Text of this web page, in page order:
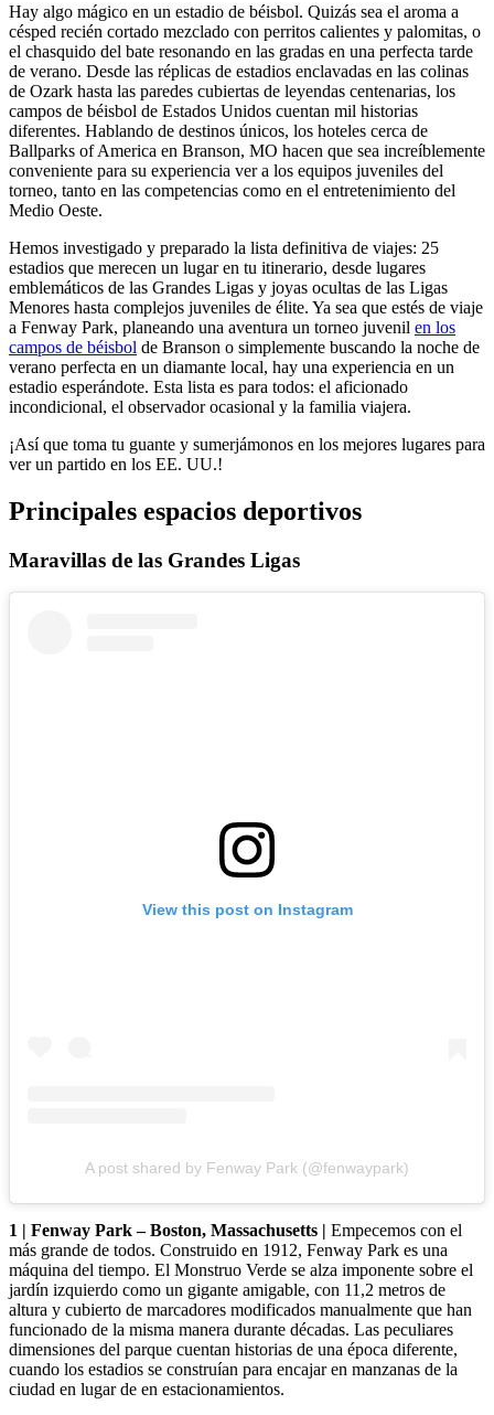
Hay algo mágico en un estadio de béisbol. Quizás sea el aroma a
césped recién cortado mezclado con perritos calientes y palomitas, o
el chasquido del bate resonando en las gradas en una perfecta tarde
de verano. Desde las réplicas de estadios enclavadas en las colinas
de Ozark hasta las paredes cubiertas de leyendas centenarias, los
campos de béisbol de Estados Unidos cuentan mil historias
diferentes. Hablando de destinos únicos, los hoteles cerca de
Ballparks of America en Branson, MO hacen que sea increíblemente
conveniente para su experiencia ver a los equipos juveniles del
torneo, tanto en las competencias como en el entretenimiento del
Medio Oeste.
Hemos investigado y preparado la lista definitiva de viajes: 25
estadios que merecen un lugar en tu itinerario, desde lugares
emblemáticos de las Grandes Ligas y joyas ocultas de las Ligas
Menores hasta complejos juveniles de élite. Ya sea que estés de viaje
a Fenway Park, planeando una aventura un torneo juvenil en los
campos de béisbol de Branson o simplemente buscando la noche de
verano perfecta en un diamante local, hay una experiencia en un
estadio esperándote. Esta lista es para todos: el aficionado
incondicional, el observador ocasional y la familia viajera.
¡Así que toma tu guante y sumerjámonos en los mejores lugares para
ver un partido en los EE. UU.!
Principales espacios deportivos
Maravillas de las Grandes Ligas
View this post on Instagram
A post shared by Fenway Park (@fenwaypark)
1 | Fenway Park – Boston, Massachusetts | Empecemos con el
más grande de todos. Construido en 1912, Fenway Park es una
máquina del tiempo. El Monstruo Verde se alza imponente sobre el
jardín izquierdo como un gigante amigable, con 11,2 metros de
altura y cubierto de marcadores modificados manualmente que han
funcionado de la misma manera durante décadas. Las peculiares
dimensiones del parque cuentan historias de una época diferente,
cuando los estadios se construían para encajar en manzanas de la
ciudad en lugar de en estacionamientos.